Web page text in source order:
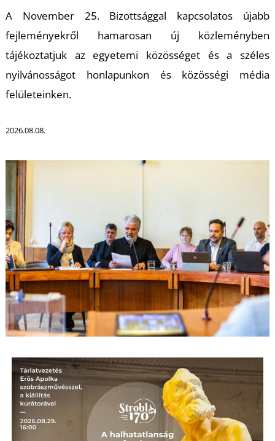
A November 25. Bizottsággal kapcsolatos újabb
fejleményekről hamarosan új közleményben
tájékoztatjuk az egyetemi közösséget és a széles
nyilvánosságot honlapunkon és közösségi média
felületeinken.
2026.08.08.